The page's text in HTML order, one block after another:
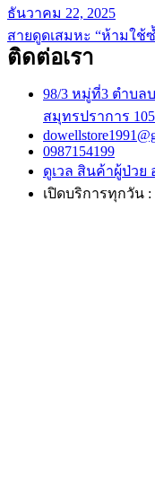
ธันวาคม 22, 2025
สายดูดเสมหะ “ห้ามใช้
ติดต่อเรา
98/3 หมู่ที่3 ตำบล
สมุทรปราการ
0987154199
ดูเวล สินค้าผู้ป่ว
เปิดบริการทุกวัน :